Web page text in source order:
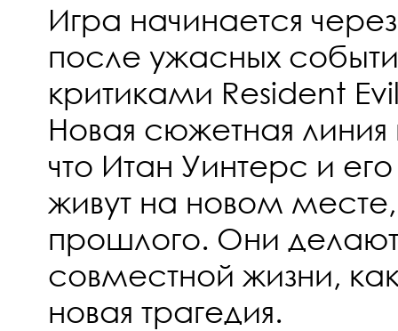
Игра начинается
после ужасных
критиками Resident
Новая сюжетная линия
что Итан Уинтерс и
живут на новом
прошлого. Они
совместной жизни,
новая трагедия.